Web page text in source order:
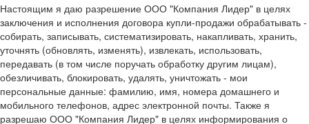
Настоящим я даю разрешение ООО "Компания Лидер" в целях
заключения и исполнения договора купли-продажи обрабатывать -
собирать, записывать, систематизировать, накапливать, хранить,
уточнять (обновлять, изменять), извлекать, использовать,
передавать (в том числе поручать обработку другим лицам),
обезличивать, блокировать, удалять, уничтожать - мои
персональные данные: фамилию, имя, номера домашнего и
мобильного телефонов, адрес электронной почты. Также я
разрешаю ООО "Компания Лидер" в целях информирования о